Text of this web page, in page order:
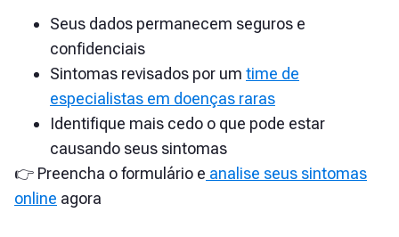
Seus dados permanecem seguros e
confidenciais
Sintomas revisados por um time de
especialistas em doenças raras
Identifique mais cedo o que pode estar
causando seus sintomas
👉 Preencha o formulário e analise seus sintomas
online agora